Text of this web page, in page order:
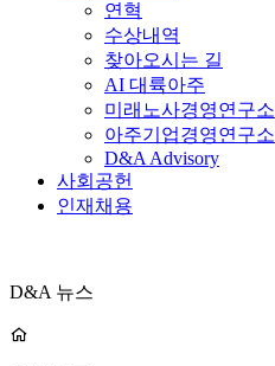
연혁
수상내역
찾아오시는 길
AI 대륙아주
미래노사경영연구소
아주기업경영연구소
D&A Advisory
사회공헌
인재채용
D&A 뉴스